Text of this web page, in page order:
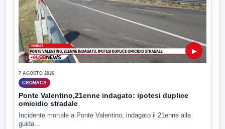
▶
7 AGOSTO 2026
CRONACA
Ponte Valentino,21enne indagato: ipotesi duplice
omicidio stradale
Incidente mortale a Ponte Valentino, indagato il 21enne alla
guida...